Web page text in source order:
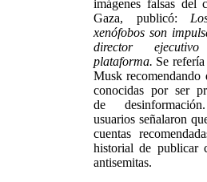
imágenes falsas del
Gaza, publicó:
xenófobos son
director
plataforma. Se
Musk recomendando
conocidas por ser
de
usuarios señalaron
cuentas
historial de publicar
antisemitas.